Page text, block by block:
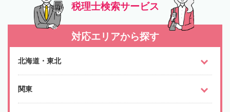
税理士検索サービス
対応エリアから探す
北海道・東北
関東